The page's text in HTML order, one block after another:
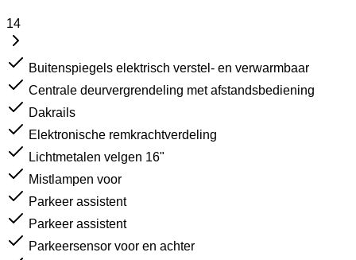
14
Buitenspiegels elektrisch verstel- en verwarmbaar
Centrale deurvergrendeling met afstandsbediening
Dakrails
Elektronische remkrachtverdeling
Lichtmetalen velgen 16"
Mistlampen voor
Parkeer assistent
Parkeer assistent
Parkeersensor voor en achter